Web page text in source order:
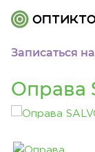
Записаться
Оправа